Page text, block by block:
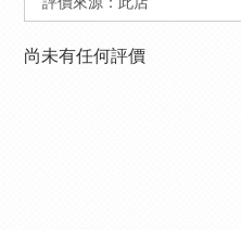
尚未有任何評價